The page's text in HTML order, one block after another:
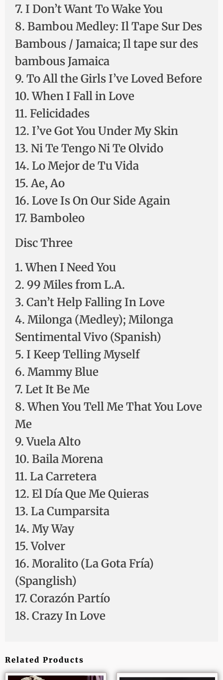
7. I Don’t Want To Wake You
8. Bambou Medley: Il Tape Sur Des
Bambous / Jamaica; Il tape sur des
bambous Jamaica
9. To All the Girls I’ve Loved Before
10. When I Fall in Love
11. Felicidades
12. I’ve Got You Under My Skin
13. Ni Te Tengo Ni Te Olvido
14. Lo Mejor de Tu Vida
15. Ae, Ao
16. Love Is On Our Side Again
17. Bamboleo
Disc Three
1. When I Need You
2. 99 Miles from L.A.
3. Can’t Help Falling In Love
4. Milonga (Medley); Milonga
Sentimental Vivo (Spanish)
5. I Keep Telling Myself
6. Mammy Blue
7. Let It Be Me
8. When You Tell Me That You Love
Me
9. Vuela Alto
10. Baila Morena
11. La Carretera
12. El Día Que Me Quieras
13. La Cumparsita
14. My Way
15. Volver
16. Moralito (La Gota Fría)
(Spanglish)
17. Corazón Partío
18. Crazy In Love
Related Products